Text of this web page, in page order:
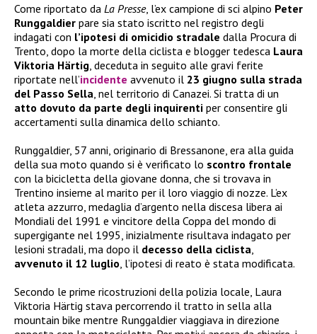
Come riportato da La Presse, l’ex campione di sci alpino Peter
Runggaldier pare sia stato iscritto nel registro degli
indagati con l’ipotesi di omicidio stradale dalla Procura di
Trento, dopo la morte della ciclista e blogger tedesca Laura
Viktoria Härtig , deceduta in seguito alle gravi ferite
riportate nell’incidente avvenuto il 23 giugno sulla strada
del Passo Sella , nel territorio di Canazei. Si tratta di un
atto dovuto da parte degli inquirenti per consentire gli
accertamenti sulla dinamica dello schianto.
Runggaldier, 57 anni, originario di Bressanone, era alla guida
della sua moto quando si è verificato lo scontro frontale
con la bicicletta della giovane donna, che si trovava in
Trentino insieme al marito per il loro viaggio di nozze. L’ex
atleta azzurro, medaglia d’argento nella discesa libera ai
Mondiali del 1991 e vincitore della Coppa del mondo di
supergigante nel 1995, inizialmente risultava indagato per
lesioni stradali, ma dopo il decesso della ciclista
avvenuto il 12 luglio , l’ipotesi di reato è stata modificata.
Secondo le prime ricostruzioni della polizia locale, Laura
Viktoria Härtig stava percorrendo il tratto in sella alla
mountain bike mentre Runggaldier viaggiava in direzione